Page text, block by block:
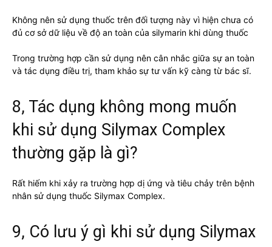
Không nên sử dụng thuốc trên đối tượng này vì hiện chưa có
đủ cơ sở dữ liệu về độ an toàn của silymarin khi dùng thuốc
Trong trường hợp cần sử dụng nên cân nhắc giữa sự an toàn
và tác dụng điều trị, tham khảo sự tư vấn kỹ càng từ bác sĩ.
8, Tác dụng không mong muốn
khi sử dụng Silymax Complex
thường gặp là gì?
Rất hiếm khi xảy ra trường hợp dị ứng và tiêu chảy trên bệnh
nhân sử dụng thuốc Silymax Complex.
9, Có lưu ý gì khi sử dụng Silymax